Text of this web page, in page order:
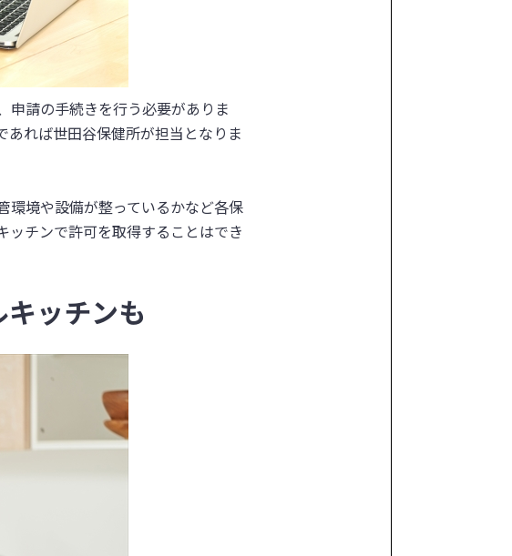
申請の手続きを行う必要がありま
れば世田谷保健所が担当となりま
環境や設備が整っているかなど各保
ッチンで許可を取得することはでき
ッチンも